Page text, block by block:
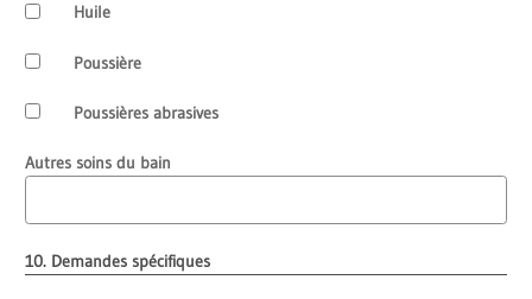
Huile
Poussière
Poussières abrasives
Autres soins du bain
10. Demandes spécifiques